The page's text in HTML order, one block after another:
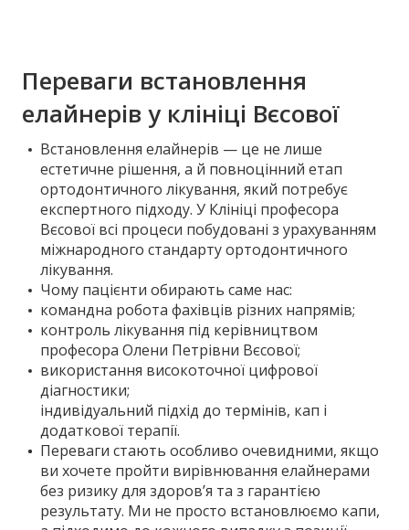
Переваги встановлення
елайнерів у клініці Вєсової
Встановлення елайнерів — це не лише
естетичне рішення, а й повноцінний етап
ортодонтичного лікування, який потребує
експертного підходу. У Клініці професора
Вєсової всі процеси побудовані з урахуванням
міжнародного стандарту ортодонтичного
лікування.
Чому пацієнти обирають саме нас:
командна робота фахівців різних напрямів;
контроль лікування під керівництвом
професора Олени Петрівни Вєсової;
використання високоточної цифрової
діагностики;
індивідуальний підхід до термінів, кап і
додаткової терапії.
Переваги стають особливо очевидними, якщо
ви хочете пройти вирівнювання елайнерами
без ризику для здоров’я та з гарантією
результату. Ми не просто встановлюємо капи,